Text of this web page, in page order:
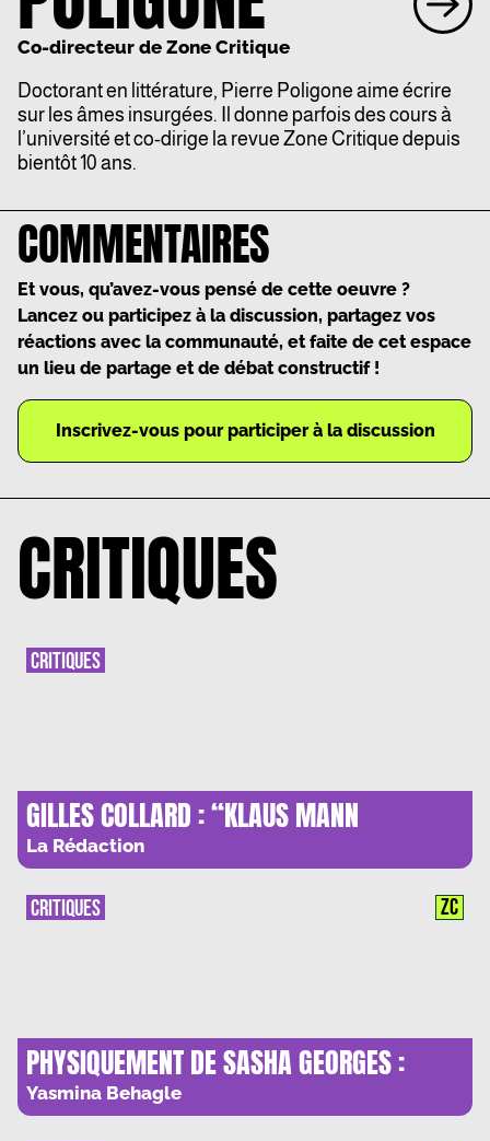
Co-directeur de Zone Critique
Doctorant en littérature, Pierre Poligone aime écrire
sur les âmes insurgées. Il donne parfois des cours à
l’université et co-dirige la revue Zone Critique depuis
bientôt 10 ans.
COMMENTAIRES
Et vous, qu’avez-vous pensé de cette oeuvre ?
Lancez ou participez à la discussion, partagez vos
réactions avec la communauté, et faite de cet espace
un lieu de partage et de débat constructif !
Inscrivez-vous pour participer à la discussion
CRITIQUES
GILLES COLLARD : “KLAUS MANN
DEFENDAIT UN MONDE IMPUR”
La Rédaction
CRITIQUES
PHYSIQUEMENT DE SASHA GEORGES :
SPLENDEURS ET MISERES DE LA SEXUALITE
MASCULINE CONTEMPORAINE.
Yasmina Behagle
CRITIQUES ZC